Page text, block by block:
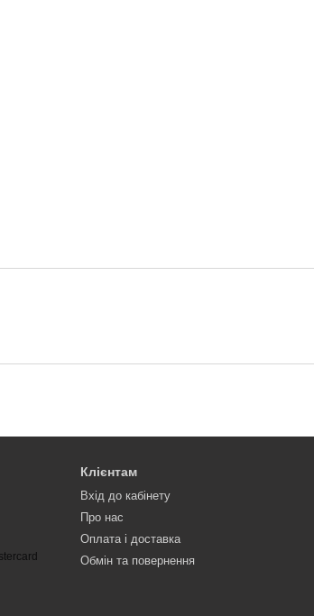
Клієнтам
Вхід до кабінету
Про нас
Оплата і доставка
Обмін та повернення